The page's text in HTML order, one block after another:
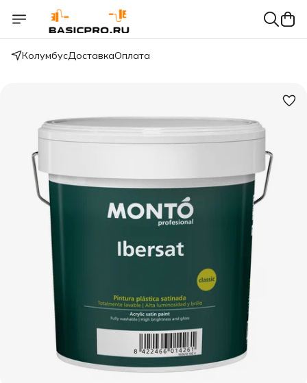
КолумбусДоставкаОплата